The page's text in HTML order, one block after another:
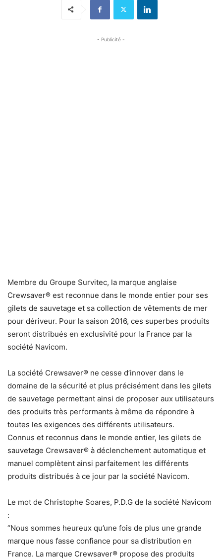
- Publicité -
Membre du Groupe Survitec, la marque anglaise
Crewsaver® est reconnue dans le monde entier pour ses
gilets de sauvetage et sa collection de vêtements de mer
pour dériveur. Pour la saison 2016, ces superbes produits
seront distribués en exclusivité pour la France par la
société Navicom.
La société Crewsaver® ne cesse d’innover dans le
domaine de la sécurité et plus précisément dans les gilets
de sauvetage permettant ainsi de proposer aux utilisateurs
des produits très performants à même de répondre à
toutes les exigences des différents utilisateurs.
Connus et reconnus dans le monde entier, les gilets de
sauvetage Crewsaver® à déclenchement automatique et
manuel complètent ainsi parfaitement les différents
produits distribués à ce jour par la société Navicom.
Le mot de Christophe Soares, P.D.G de la société Navicom
:
“Nous sommes heureux qu’une fois de plus une grande
marque nous fasse confiance pour sa distribution en
France. La marque Crewsaver® propose des produits